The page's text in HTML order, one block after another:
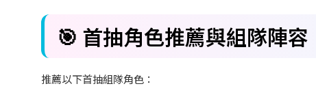
🎯 首抽角色推薦與組隊陣容
推薦以下首抽組隊角色：